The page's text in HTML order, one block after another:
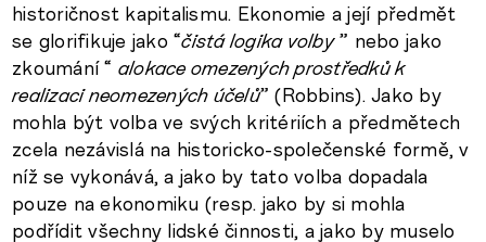
historičnost kapitalismu. Ekonomie a její předmět
se glorifikuje jako “čistá logika volby” nebo jako
zkoumání “ alokace omezených prostředků k
realizaci neomezených účelů” (Robbins). Jako by
mohla být volba ve svých kritériích a předmětech
zcela nezávislá na historicko-společenské formě, v
níž se vykonává, a jako by tato volba dopadala
pouze na ekonomiku (resp. jako by si mohla
podřídit všechny lidské činnosti, a jako by muselo